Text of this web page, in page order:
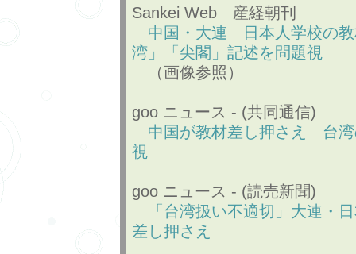
Sankei Web 産経朝刊
中国・大連 日本人学校の
湾」「尖閣」記述を問題視
（画像参照）
goo ニュース - (共同通信)
中国が教材差し押さえ 台湾
視
goo ニュース - (読売新聞)
「台湾扱い不適切」大連・
差し押さえ